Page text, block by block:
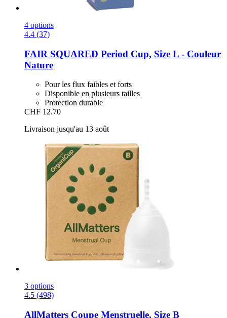
4 options
4.4 (37)
FAIR SQUARED Period Cup, Size L -​ Couleur
Nature
Pour les flux faibles et forts
Disponible en plusieurs tailles
Protection durable
CHF 12.70
Livraison jusqu'au 13 août
3 options
4.5 (498)
AllMatters Coupe Menstruelle, Size B